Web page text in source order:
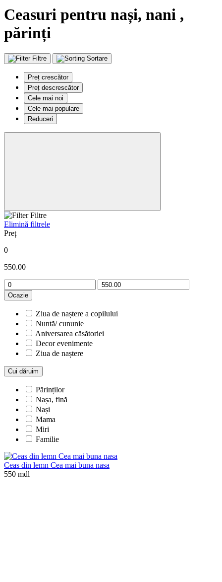
Ceasuri pentru nași, nani ,
părinți
Filtre Sortare
Preț crescător
Preț descrescător
Cele mai noi
Cele mai populare
Reduceri
Filtre
Elimină filtrele
Preț
0
550.00
Ocazie
Ziua de naștere a copilului
Nuntă/ cununie
Aniversarea căsătoriei
Decor evenimente
Ziua de naștere
Cui dăruim
Părinților
Nașa, fină
Nași
Mama
Miri
Familie
Ceas din lemn Cea mai buna nasa
550 mdl